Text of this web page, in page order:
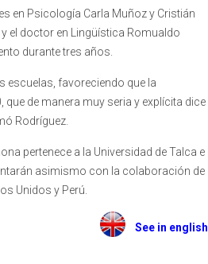
en Psicología Carla Muñoz y Cristián
el doctor en Lingüística Romualdo
durante tres años.
escuelas, favoreciendo que la
de manera muy seria y explícita dice
Rodríguez.
pertenece a la Universidad de Talca e
asimismo con la colaboración de
Unidos y Perú.
See in english